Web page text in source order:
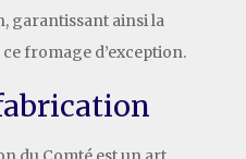
garantissant ainsi la
fromage d’exception.